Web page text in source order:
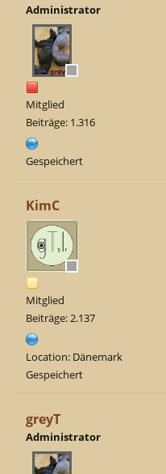
Administrator
Mitglied
Beiträge: 1.316
Gespeichert
KimC
Mitglied
Beiträge: 2.137
Location: Dänemark
Gespeichert
greyT
Administrator